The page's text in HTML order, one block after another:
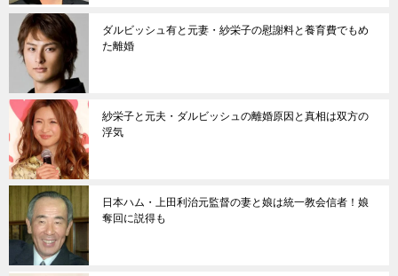
ダルビッシュ有と元妻・紗栄子の慰謝料と養育費でもめ
た離婚
紗栄子と元夫・ダルビッシュの離婚原因と真相は双方の
浮気
日本ハム・上田利治元監督の妻と娘は統一教会信者！娘
奪回に説得も